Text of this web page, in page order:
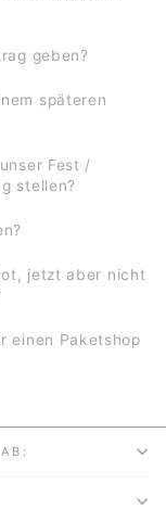
geben?
späteren
Fest /
stellen?
jetzt aber nicht
einen Paketshop